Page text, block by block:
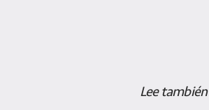
Lee también